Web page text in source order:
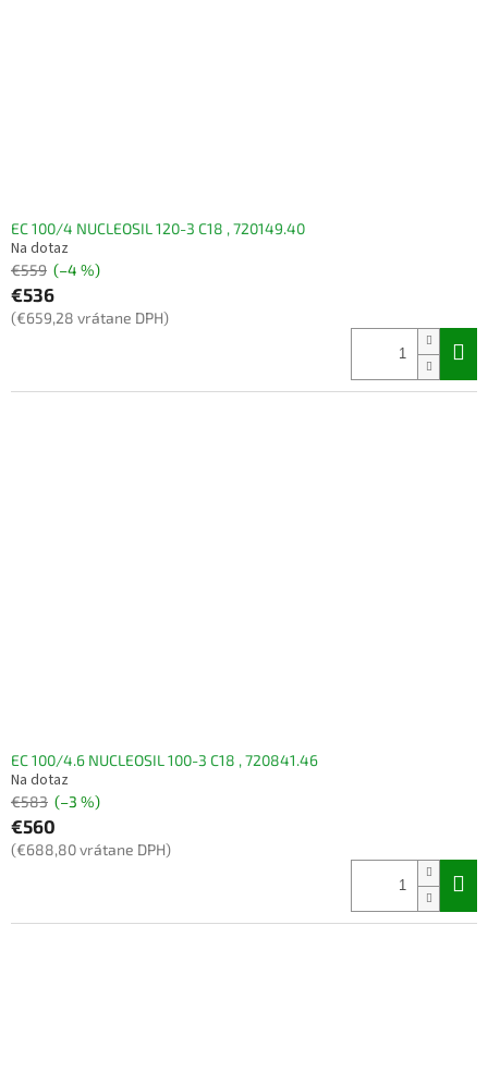
EC 100/4 NUCLEOSIL 120-3 C18 , 720149.40
Na dotaz
€559 (–4 %)
€536
(€659,28 vrátane DPH)
EC 100/4.6 NUCLEOSIL 100-3 C18 , 720841.46
Na dotaz
€583 (–3 %)
€560
(€688,80 vrátane DPH)